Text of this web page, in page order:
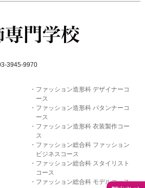
3945-9970
ファッション造形科 デザイナーコ
ース
ファッション造形科 パタンナーコ
ース
ファッション造形科 衣装製作コー
ス
ファッション総合科 ファッション
ビジネスコース
ファッション総合科 スタイリスト
コース
ファッション総合科 モデルコース